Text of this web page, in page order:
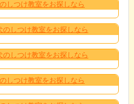
しつけ教室をお探しなら
のしつけ教室をお探しなら
のしつけ教室をお探しなら
しつけ教室をお探しなら